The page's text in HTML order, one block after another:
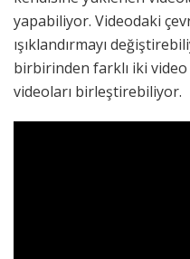
yapabiliyor. Videodaki
ışıklandırmayı
birbirinden farklı iki
videoları birleştirebiliyor.